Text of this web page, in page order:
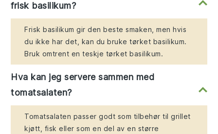
frisk basilikum?
Frisk basilikum gir den beste smaken, men hvis
du ikke har det, kan du bruke tørket basilikum.
Bruk omtrent en teskje tørket basilikum.
Hva kan jeg servere sammen med
tomatsalaten?
Tomatsalaten passer godt som tilbehør til grillet
kjøtt, fisk eller som en del av en større